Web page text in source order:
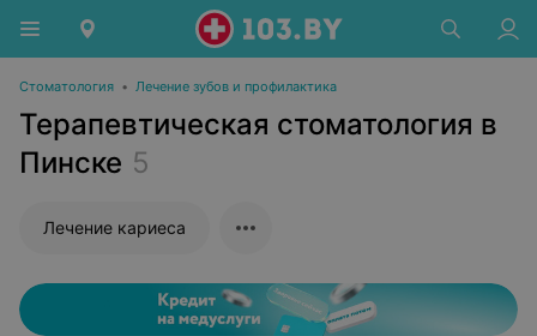
Стоматология • Лечение зубов и профилактика
Терапевтическая стоматология в
Пинске 5
Лечение кариеса